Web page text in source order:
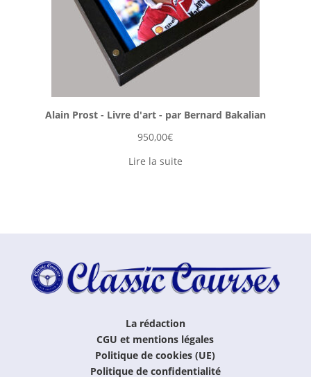
Alain Prost - Livre d'art - par Bernard Bakalian
950,00€
Lire la suite
La rédaction
CGU et mentions légales
Politique de cookies (UE)
Politique de confidentialité